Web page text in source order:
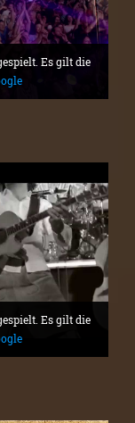
Es gilt die
Es gilt die